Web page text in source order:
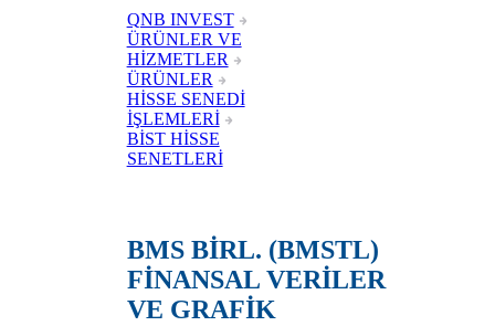
QNB INVEST
ÜRÜNLER VE
HİZMETLER
ÜRÜNLER
HİSSE SENEDİ
İŞLEMLERİ
BİST HİSSE
SENETLERİ
BMS BİRL. (BMSTL)
FİNANSAL VERİLER
VE GRAFİK